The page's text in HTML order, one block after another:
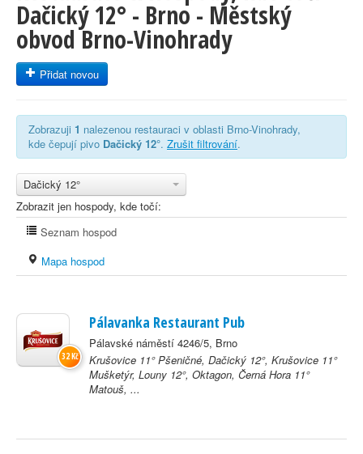
Dačický 12° - Brno - Městský
obvod Brno-Vinohrady
Přidat novou
Zobrazuji 1 nalezenou restauraci v oblasti Brno-Vinohrady,
kde čepují pivo Dačický 12°. Zrušit filtrování.
Dačický 12°
Zobrazit jen hospody, kde točí:
Seznam hospod
Mapa hospod
Pálavanka Restaurant Pub
Pálavské náměstí 4246/5, Brno
Krušovice 11° Pšeničné, Dačický 12°, Krušovice 11°
Mušketýr, Louny 12°, Oktagon, Černá Hora 11°
Matouš, ...
32 Kč